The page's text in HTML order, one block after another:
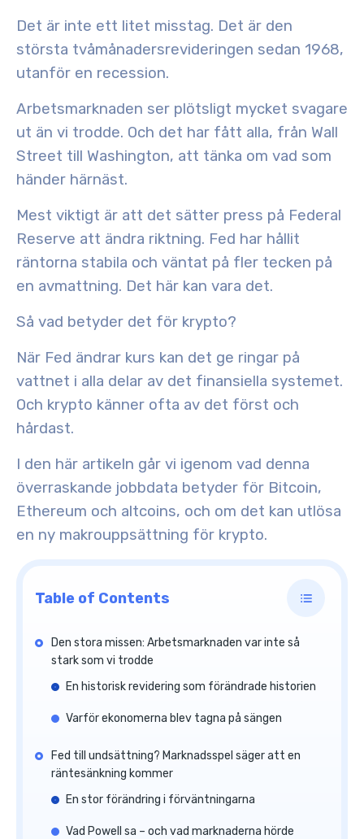
Det är inte ett litet misstag. Det är den
största tvåmånadersrevideringen sedan 1968,
utanför en recession.
Arbetsmarknaden ser plötsligt mycket svagare
ut än vi trodde. Och det har fått alla, från Wall
Street till Washington, att tänka om vad som
händer härnäst.
Mest viktigt är att det sätter press på Federal
Reserve att ändra riktning. Fed har hållit
räntorna stabila och väntat på fler tecken på
en avmattning. Det här kan vara det.
Så vad betyder det för krypto?
När Fed ändrar kurs kan det ge ringar på
vattnet i alla delar av det finansiella systemet.
Och krypto känner ofta av det först och
hårdast.
I den här artikeln går vi igenom vad denna
överraskande jobbdata betyder för Bitcoin,
Ethereum och altcoins, och om det kan utlösa
en ny makrouppsättning för krypto.
Table of Contents
Den stora missen: Arbetsmarknaden var inte så
stark som vi trodde
En historisk revidering som förändrade historien
Varför ekonomerna blev tagna på sängen
Fed till undsättning? Marknadsspel säger att en
räntesänkning kommer
En stor förändring i förväntningarna
Vad Powell sa – och vad marknaderna hörde